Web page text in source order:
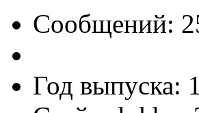
Сообщений:
Год выпуска: